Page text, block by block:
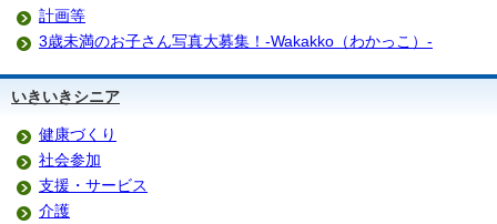
計画等
3歳未満のお子さん写真大募集！-Wakakko（わかっこ）-
いきいきシニア
健康づくり
社会参加
支援・サービス
介護